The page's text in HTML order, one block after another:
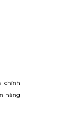
chính
hàng